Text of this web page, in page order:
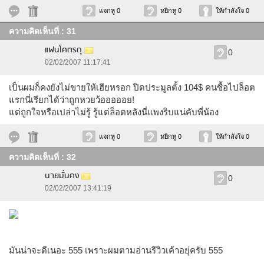
แจกหู 0 หยิกหู 0 ให้กำลังใจ 0
ความคิดเห็นที่ : 31
แฟนโคตรดุ
02/02/2007 11:17:41
0
เป็นผมก็คงยังไม่ขายให้เฮียหรอก ปิดประมูลตั้ง 104$ คนซื้อไปล็อต
แรกนี่เรียกได้ว่าถูกหวยว้อออออย!
แต่ถูกใจหรือเปล่าไม่รู้ รู้แต่ล็อตหลังนี่แพงริบแน่คับพี่น้อง
แจกหู 0 หยิกหู 0 ให้กำลังใจ 0
ความคิดเห็นที่ : 32
นายมั่นคง
02/02/2007 13:41:19
0
มันน่าจะดีเนอะ 555 เพราะผมตามอ่านรีวิวเค้าอยุ่ครับ 555